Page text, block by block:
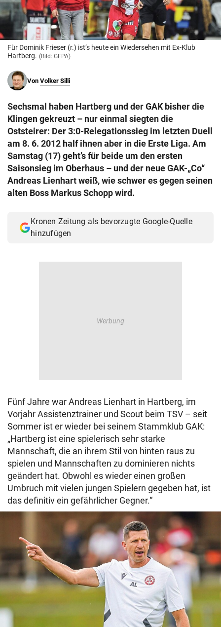
© Krone Multimedia GmbH & Co KG 2026
Muthgasse 2, 1190 Wien
Für Dominik Frieser (r.) ist’s heute ein Wiedersehen mit Ex-Klub
Hartberg. (Bild: GEPA)
Von Volker Silli
Sechsmal haben Hartberg und der GAK bisher die
Klingen gekreuzt – nur einmal siegten die
Oststeirer: Der 3:0-Relegationssieg im letzten Duell
am 8. 6. 2012 half ihnen aber in die Erste Liga. Am
Samstag (17) geht’s für beide um den ersten
Saisonsieg im Oberhaus – und der neue GAK-„Co“
Andreas Lienhart weiß, wie schwer es gegen seinen
alten Boss Markus Schopp wird.
Kronen Zeitung als bevorzugte Google-Quelle
hinzufügen
Fünf Jahre war Andreas Lienhart in Hartberg, im
Vorjahr Assistenztrainer und Scout beim TSV – seit
Sommer ist er wieder bei seinem Stammklub GAK:
„Hartberg ist eine spielerisch sehr starke
Mannschaft, die an ihrem Stil von hinten raus zu
spielen und Mannschaften zu dominieren nichts
geändert hat. Obwohl es wieder einen großen
Umbruch mit vielen jungen Spielern gegeben hat, ist
das definitiv ein gefährlicher Gegner.“